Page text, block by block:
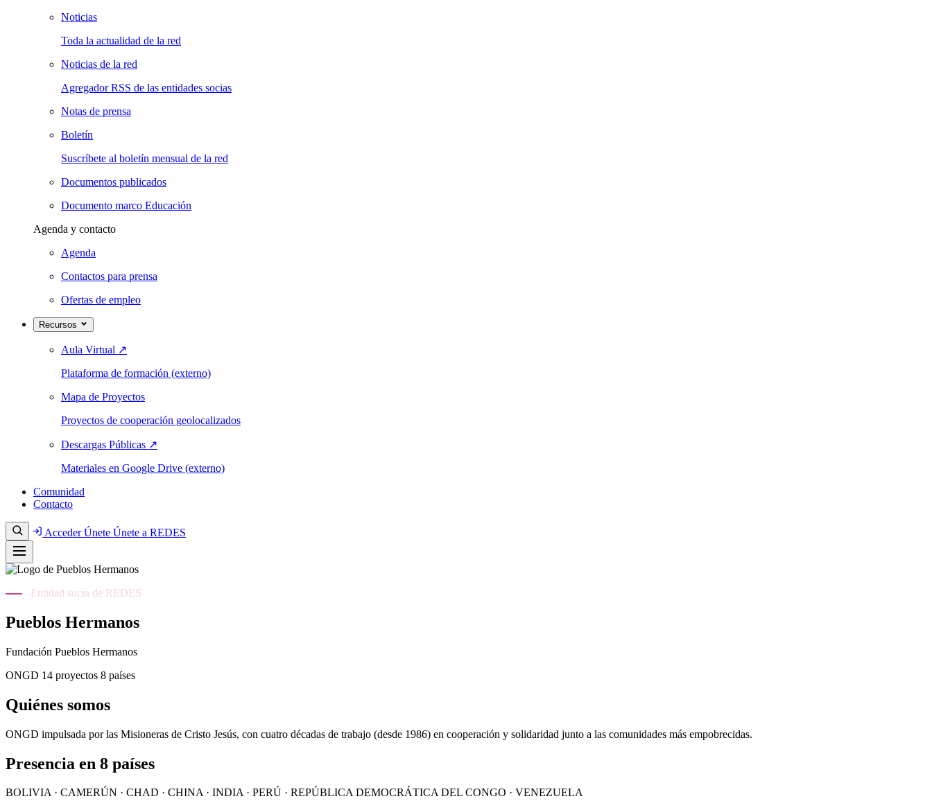
Noticias
Toda la actualidad de la red
Noticias de la red
Agregador RSS de las entidades socias
Notas de prensa
Boletín
Suscríbete al boletín mensual de la red
Documentos publicados
Documento marco Educación
Agenda y contacto
Agenda
Contactos para prensa
Ofertas de empleo
Recursos
Aula Virtual ↗
Plataforma de formación (externo)
Mapa de Proyectos
Proyectos de cooperación geolocalizados
Descargas Públicas ↗
Materiales en Google Drive (externo)
Comunidad
Contacto
AccederÚnete Únete a REDES
Entidad socia de REDES
Pueblos Hermanos
Fundación Pueblos Hermanos
ONGD 14 proyectos 8 países
Quiénes somos
ONGD impulsada por las Misioneras de Cristo Jesús, con cuatro décadas de trabajo (desde 1986) en cooperación y solidaridad junto a las comunidades más empobrecidas.
Presencia en 8 países
BOLIVIA · CAMERÚN · CHAD · CHINA · INDIA · PERÚ · REPÚBLICA DEMOCRÁTICA DEL CONGO · VENEZUELA